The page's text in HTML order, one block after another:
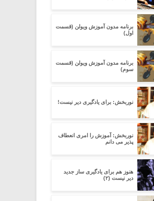
برنامه مدون آموزش ویولن (قسمت
اول)
برنامه مدون آموزش ویولن (قسمت
سوم)
نوربخش: برای یادگیری دیر نیست!
نوربخش: آموزش را امری انعطاف
پذیر می دانم
هنوز هم برای یادگیری ساز جدید
دیر نیست (۲)